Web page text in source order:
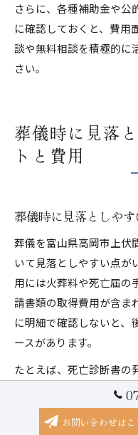
さらに、各種補助金や公
に確認しておくと、費用
談や無料相談を積極的に
さい。
葬儀時に見落
トと費用
葬儀時に見落としや
葬儀を富山県高岡市上伏
いて見落としやすい点が
用には火葬料や死亡届の
請書類の取得費用が含ま
に明細で確認しないと、
ースがあります。
たとえば、死亡診断書の
ど、自治体ごとに細かな
に直接問い合わせること
葬儀を選択しても、法的
お問い合わせはこ